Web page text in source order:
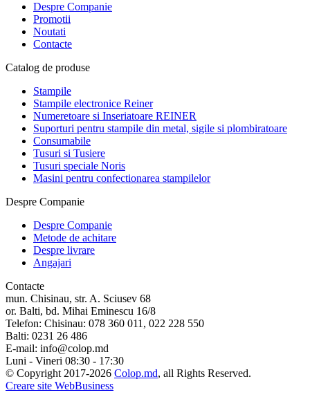
Despre Companie
Promotii
Noutati
Contacte
Catalog de produse
Stampile
Stampile electronice Reiner
Numeretoare si Inseriatoare REINER
Suporturi pentru stampile din metal, sigile si plombiratoare
Consumabile
Tusuri si Tusiere
Tusuri speciale Noris
Masini pentru confectionarea stampilelor
Despre Companie
Despre Companie
Metode de achitare
Despre livrare
Angajari
Contacte
mun. Chisinau, str. A. Sciusev 68
or. Balti, bd. Mihai Eminescu 16/8
Telefon: Chisinau: 078 360 011, 022 228 550
Balti: 0231 26 486
E-mail: info@colop.md
Luni - Vineri 08:30 - 17:30
© Copyright 2017-2026 Colop.md, all Rights Reserved.
Creare site WebBusiness